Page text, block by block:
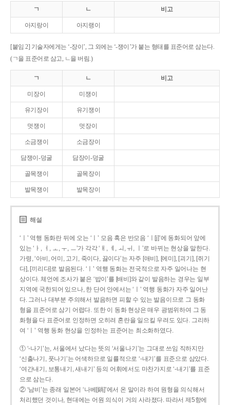
ㄱ ㄴ 비고
아지랑이 아지랭이
[붙임 2] 기술자에게는 ‘-장이’, 그 외에는 ‘-쟁이’가 붙는 형태를 표준어로 삼는다.
(ㄱ을 표준어로 삼고, ㄴ을 버림.)
ㄱ ㄴ 비고
미장이 미쟁이
유기장이 유기쟁이
멋쟁이 멋장이
소금쟁이 소금장이
담쟁이-덩굴 담장이-덩굴
골목쟁이 골목장이
발목쟁이 발목장이
해설
‘ㅣ’ 역행 동화란 뒤에 오는 ‘ㅣ’ 모음 혹은 반모음 ‘ㅣ[j]’에 동화되어 앞에
있는 ‘ㅏ, ㅓ, ㅗ, ㅜ, ㅡ’가 각각 ‘ㅐ, ㅔ, ㅚ, ㅟ, ㅣ’로 바뀌는 현상을 말한다.
가령, ‘아비, 어미, 고기, 죽이다, 끓이다’는 자주 [애비], [에미], [괴기], [쥐기
다], [끼리다]로 발음된다. ‘ㅣ’ 역행 동화는 전국적으로 자주 일어나는 현
상이다. 체언에 조사가 붙은 ‘밥이’를 [배비]와 같이 발음하는 경우는 일부
지역에 국한되어 있으나, 한 단어 안에서는 ‘ㅣ’ 역행 동화가 자주 일어난
다. 그러나 대부분 주의해서 발음하면 피할 수 있는 발음이므로 그 동화
형을 표준어로 삼기 어렵다. 또한 이 동화 현상은 매우 광범위하여 그 동
화형을 다 표준어로 인정하면 오히려 혼란을 일으킬 우려도 있다. 그리하
여 ‘ㅣ’ 역행 동화 현상을 인정하는 표준어는 최소화하였다.
① ‘-나기’는, 서울에서 났다는 뜻의 ‘서울나기’는 그대로 쓰임 직하지만
‘신출나기, 풋나기’는 어색하므로 일률적으로 ‘-내기’를 표준으로 삼았다.
‘여간내기, 보통내기, 새내기’ 등의 어휘에서도 마찬가지로 ‘-내기’를 표준
으로 삼는다.
② ‘남비’는 종래 일본어 ‘나베[鍋]’에서 온 말이라 하여 원형을 의식해서
처리했던 것이나, 현대에는 어원 의식이 거의 사라졌다. 따라서 제5항에